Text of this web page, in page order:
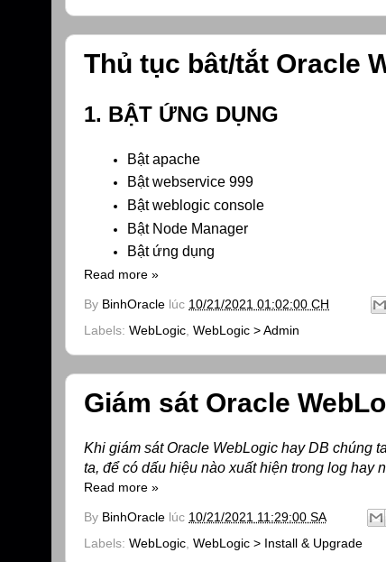
Thủ tục bât/tắt Oracle
1. BẬT ỨNG DỤNG
Bật apache
Bật webservice 999
Bật weblogic console
Bật Node Manager
Bật ứng dụng
Read more »
By BinhOracle lúc 10/21/2021 01:02:00 CH
Labels: WebLogic, WebLogic > Admin
Giám sát Oracle
Khi giám sát Oracle WebLogic hay DB chúng
ta, để có dấu hiệu nào xuất hiện trong log hay
Read more »
By BinhOracle lúc 10/21/2021 11:29:00 SA
Labels: WebLogic, WebLogic > Install & Upgrade